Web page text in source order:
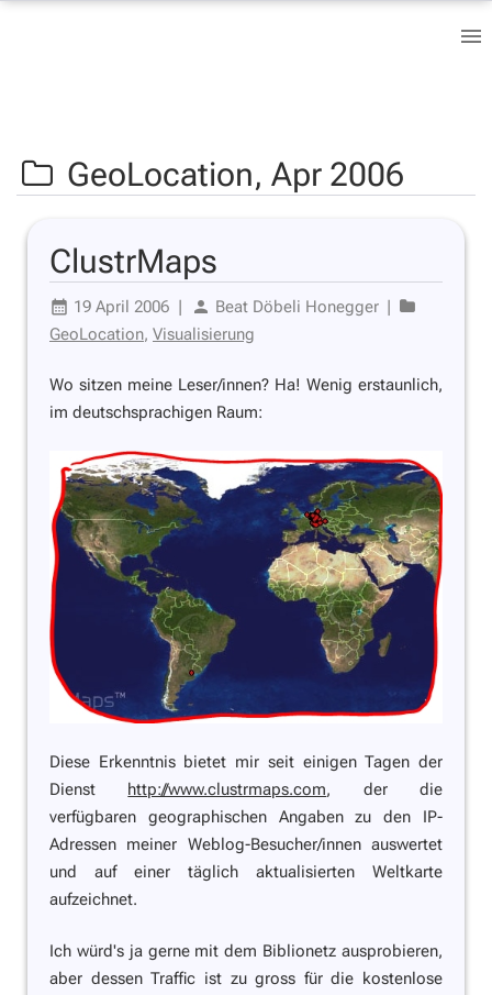
GeoLocation, Apr 2006
ClustrMaps
19 April 2006 | Beat Döbeli Honegger |
GeoLocation, Visualisierung
Wo sitzen meine Leser/innen? Ha! Wenig erstaunlich,
im deutschsprachigen Raum:
Diese Erkenntnis bietet mir seit einigen Tagen der
Dienst http://www.clustrmaps.com, der die
verfügbaren geographischen Angaben zu den IP-
Adressen meiner Weblog-Besucher/innen auswertet
und auf einer täglich aktualisierten Weltkarte
aufzeichnet.
Ich würd's ja gerne mit dem Biblionetz ausprobieren,
aber dessen Traffic ist zu gross für die kostenlose